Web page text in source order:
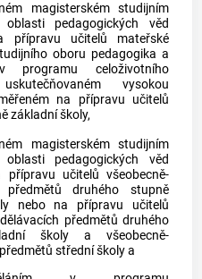
magisterském studijním
pedagogických věd
přípravu učitelů mateřské
oboru pedagogika a
programu celoživotního
vysokou
na přípravu učitelů
základní školy,
magisterském studijním
pedagogických věd
přípravu učitelů všeobecně-
předmětů druhého stupně
nebo na přípravu učitelů
předmětů druhého
školy a všeobecně-
střední školy a